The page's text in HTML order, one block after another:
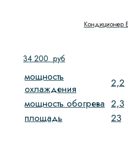
Кондиционер
34 200 руб
мощность
охлаждения
2,2
мощность обогрева 2,3
площадь
23